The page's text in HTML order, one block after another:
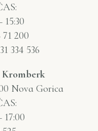
15:30
200
334 536
Nova Gorica
17:00